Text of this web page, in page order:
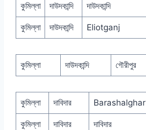
কুমিল্লা দাউদকান্দি দাউদকান্দি
কুমিল্লা দাউদকান্দি Eliotganj
কুমিল্লা দাউদকান্দি গৌরীপুর
কুমিল্লা দাবিদার Barashalghar
কুমিল্লা দাবিদার দাবিদার